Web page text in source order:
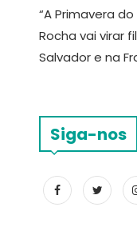
“A Primavera
Rocha vai virar
Salvador e na
Siga-nos